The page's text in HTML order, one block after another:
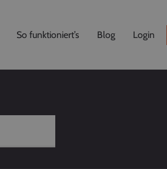
So funktioniert’s Blog Login